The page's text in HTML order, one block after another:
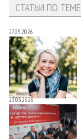
СТАТЬИ ПО ТЕМЕ
27.05.2026
23.03.2026